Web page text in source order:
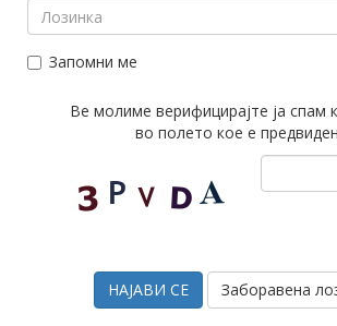
Запомни ме
Ве молиме верифицирајте ја спам
во полето кое е
Заборавена